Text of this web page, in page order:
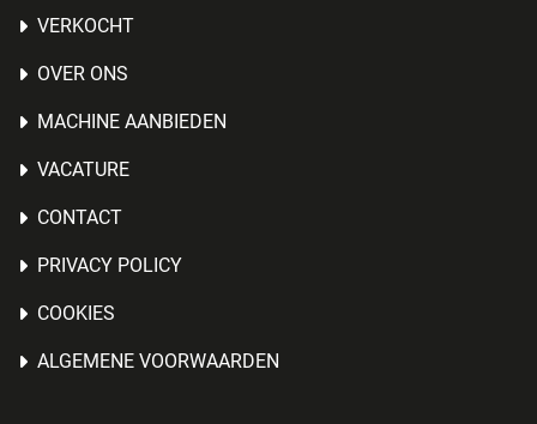
VERKOCHT
OVER ONS
MACHINE AANBIEDEN
VACATURE
CONTACT
PRIVACY POLICY
COOKIES
ALGEMENE VOORWAARDEN